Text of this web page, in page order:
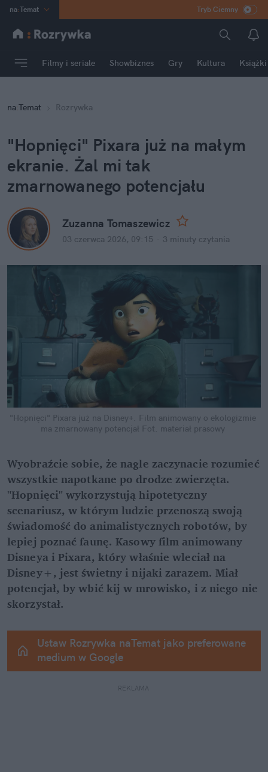
na:Temat
INN Poland
mama
Rozrywka
Tryb Ciemny
Filmy i seriale Showbiznes Gry Kultura Książki
na:Temat Rozrywka
"Hopnięci" Pixara już na małym
ekranie. Żal mi tak
zmarnowanego potencjału
Zuzanna Tomaszewicz
03 czerwca 2026, 09:15 3 minuty czytania
"Hopnięci" Pixara już na Disney+. Film animowany o ekologizmie
ma zmarnowany potencjał Fot. materiał prasowy
Wyobraźcie sobie, że nagle zaczynacie rozumieć
wszystkie napotkane po drodze zwierzęta.
"Hopnięci" wykorzystują hipotetyczny
scenariusz, w którym ludzie przenoszą swoją
świadomość do animalistycznych robotów, by
lepiej poznać faunę. Kasowy film animowany
Disneya i Pixara, który właśnie wleciał na
Disney+, jest świetny i nijaki zarazem. Miał
potencjał, by wbić kij w mrowisko, i z niego nie
skorzystał.
Ustaw Rozrywka naTemat jako preferowane
medium w Google
REKLAMA